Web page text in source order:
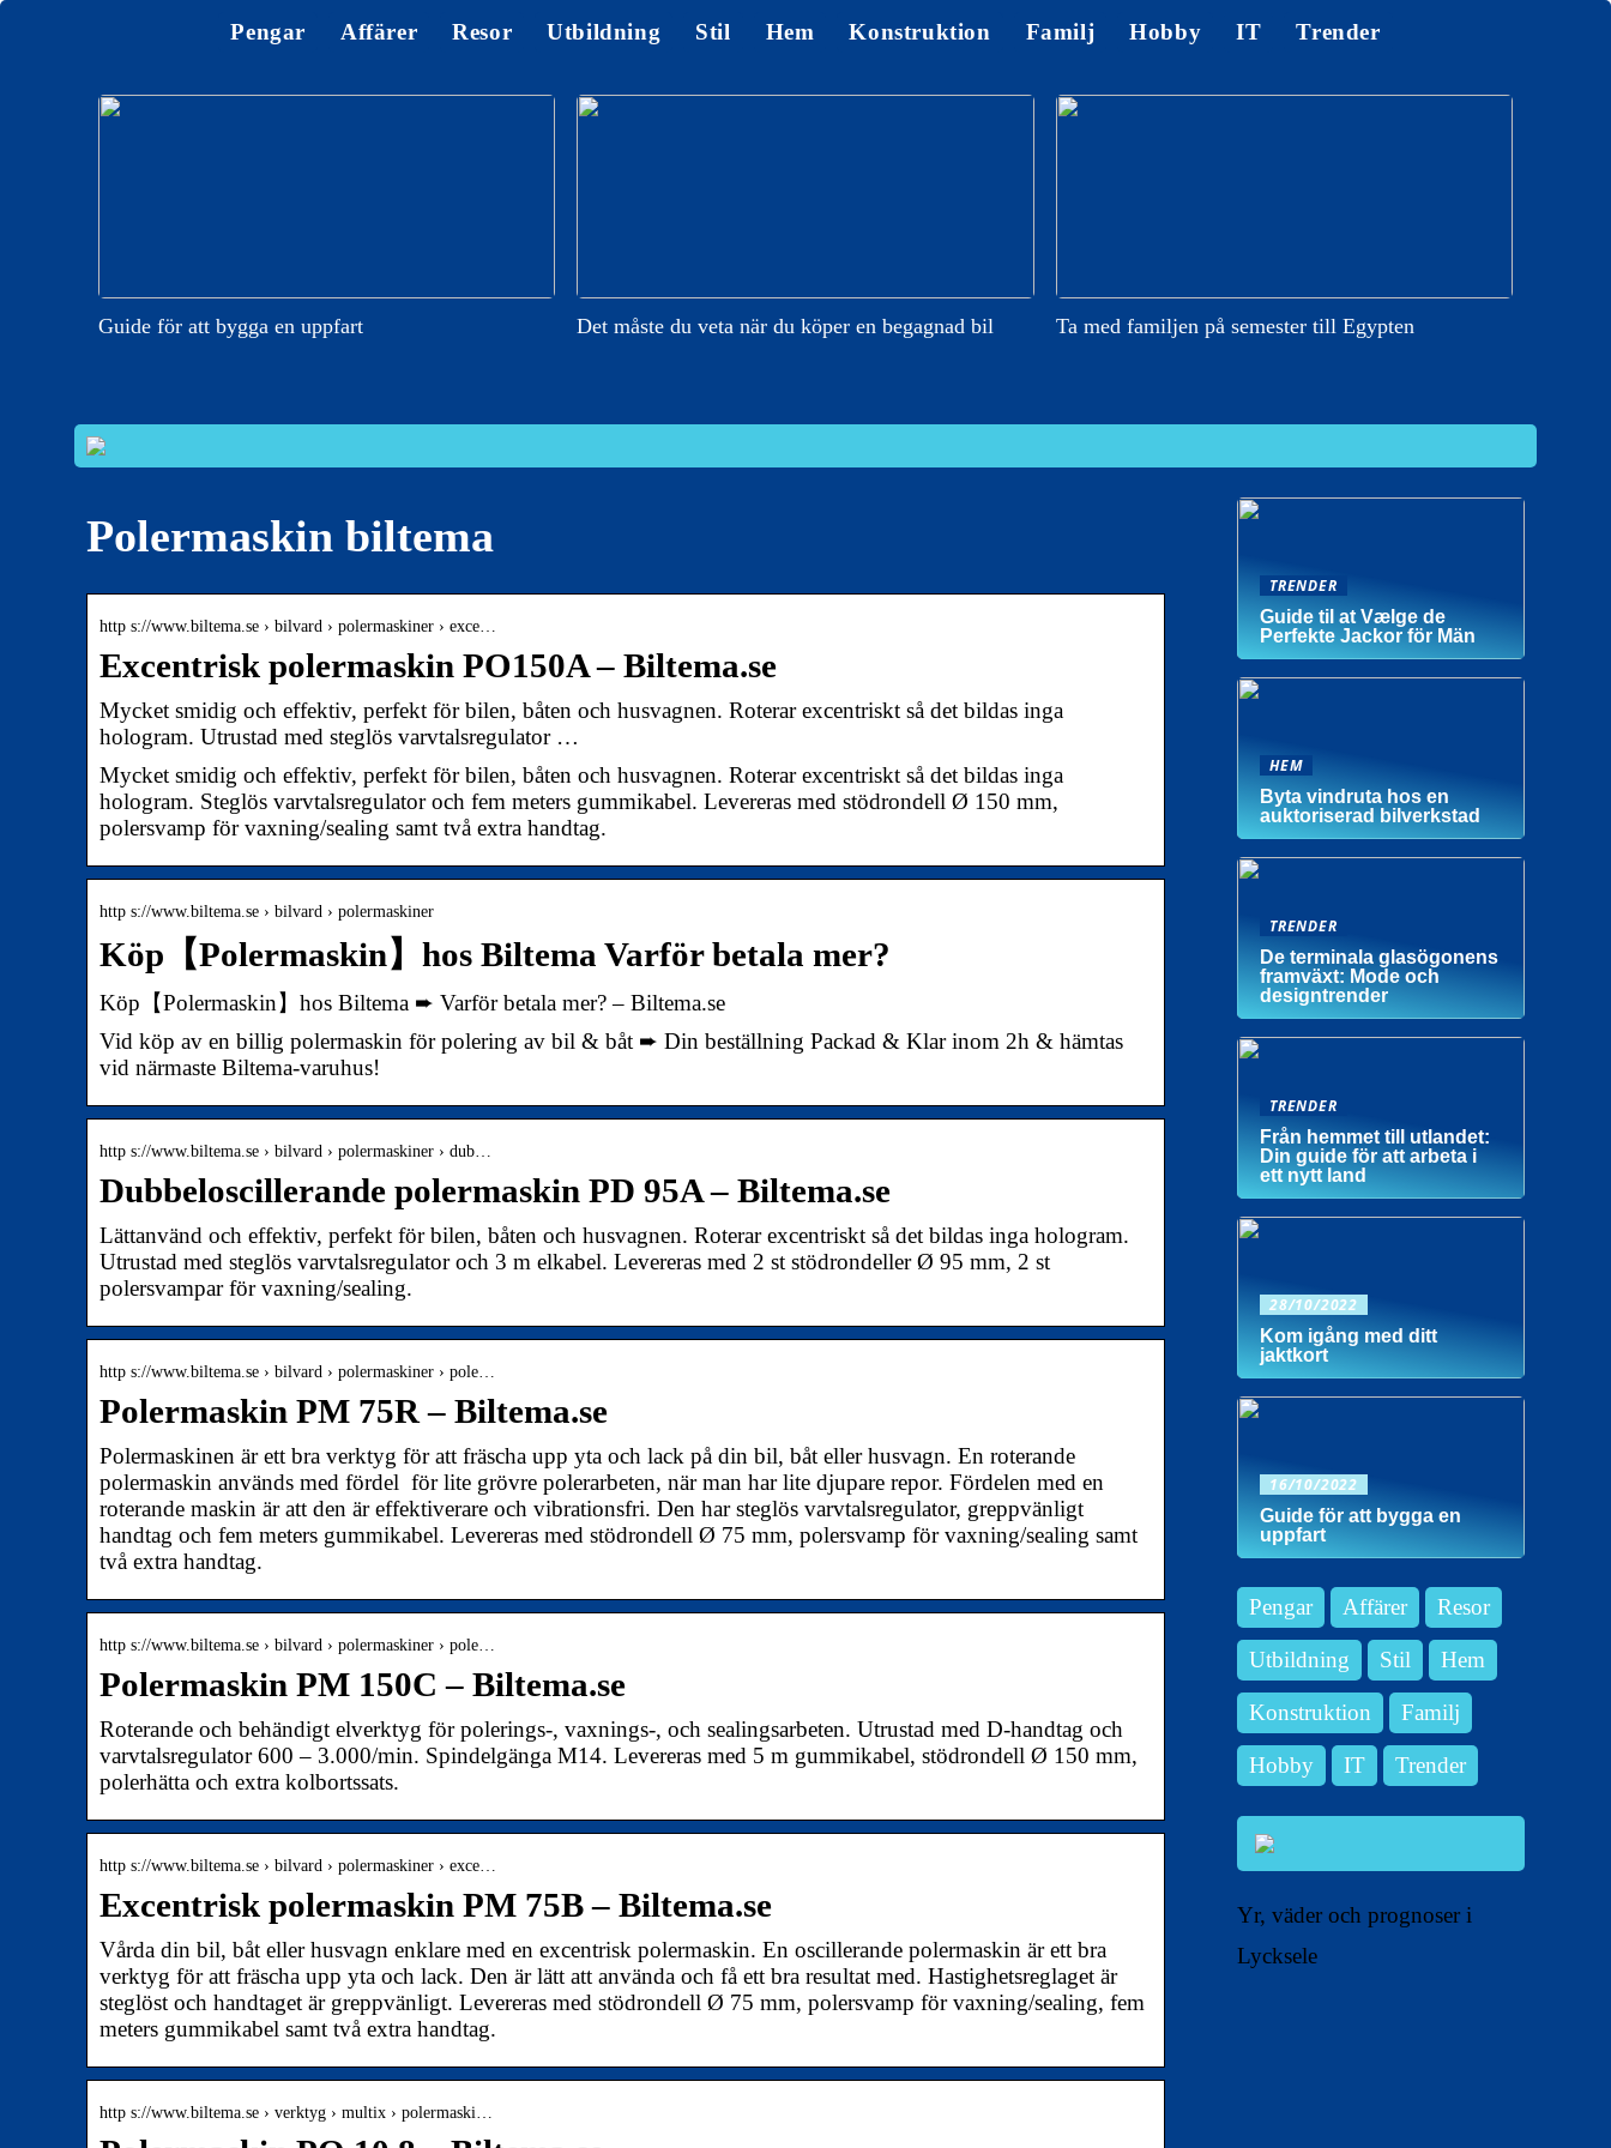
Pengar Affärer Resor Utbildning Stil Hem Konstruktion Familj Hobby IT Trender
Guide för att bygga en uppfart Det måste du veta när du köper en begagnad bil Ta med familjen på semester till Egypten
Polermaskin biltema
http s://www.biltema.se › bilvard › polermaskiner › exce…
Excentrisk polermaskin PO150A – Biltema.se
Mycket smidig och effektiv, perfekt för bilen, båten och husvagnen. Roterar excentriskt så det bildas inga
hologram. Utrustad med steglös varvtalsregulator …
Mycket smidig och effektiv, perfekt för bilen, båten och husvagnen. Roterar excentriskt så det bildas inga
hologram. Steglös varvtalsregulator och fem meters gummikabel. Levereras med stödrondell Ø 150 mm,
polersvamp för vaxning/sealing samt två extra handtag.
http s://www.biltema.se › bilvard › polermaskiner
Köp【Polermaskin】hos Biltema Varför betala mer?
Köp【Polermaskin】hos Biltema ➨ Varför betala mer? – Biltema.se
Vid köp av en billig polermaskin för polering av bil & båt ➨ Din beställning Packad & Klar inom 2h & hämtas
vid närmaste Biltema-varuhus!
http s://www.biltema.se › bilvard › polermaskiner › dub…
Dubbeloscillerande polermaskin PD 95A – Biltema.se
Lättanvänd och effektiv, perfekt för bilen, båten och husvagnen. Roterar excentriskt så det bildas inga hologram.
Utrustad med steglös varvtalsregulator och 3 m elkabel. Levereras med 2 st stödrondeller Ø 95 mm, 2 st
polersvampar för vaxning/sealing.
http s://www.biltema.se › bilvard › polermaskiner › pole…
Polermaskin PM 75R – Biltema.se
Polermaskinen är ett bra verktyg för att fräscha upp yta och lack på din bil, båt eller husvagn. En roterande
polermaskin används med fördel för lite grövre polerarbeten, när man har lite djupare repor. Fördelen med en
roterande maskin är att den är effektiverare och vibrationsfri. Den har steglös varvtalsregulator, greppvänligt
handtag och fem meters gummikabel. Levereras med stödrondell Ø 75 mm, polersvamp för vaxning/sealing samt
två extra handtag.
http s://www.biltema.se › bilvard › polermaskiner › pole…
Polermaskin PM 150C – Biltema.se
Roterande och behändigt elverktyg för polerings-, vaxnings-, och sealingsarbeten. Utrustad med D-handtag och
varvtalsregulator 600 – 3.000/min. Spindelgänga M14. Levereras med 5 m gummikabel, stödrondell Ø 150 mm,
polerhätta och extra kolbortssats.
http s://www.biltema.se › bilvard › polermaskiner › exce…
Excentrisk polermaskin PM 75B – Biltema.se
Vårda din bil, båt eller husvagn enklare med en excentrisk polermaskin. En oscillerande polermaskin är ett bra
verktyg för att fräscha upp yta och lack. Den är lätt att använda och få ett bra resultat med. Hastighetsreglaget är
steglöst och handtaget är greppvänligt. Levereras med stödrondell Ø 75 mm, polersvamp för vaxning/sealing, fem
meters gummikabel samt två extra handtag.
http s://www.biltema.se › verktyg › multix › polermaski…
TRENDER
Guide til at Vælge de
Perfekte Jackor för Män
HEM
Byta vindruta hos en
auktoriserad bilverkstad
TRENDER
De terminala glasögonens
framväxt: Mode och
designtrender
TRENDER
Från hemmet till utlandet:
Din guide för att arbeta i
ett nytt land
28/10/2022
Kom igång med ditt
jaktkort
16/10/2022
Guide för att bygga en
uppfart
Pengar Affärer Resor
Utbildning Stil Hem
Konstruktion Familj
Hobby IT Trender
Yr, väder och prognoser i
Lycksele